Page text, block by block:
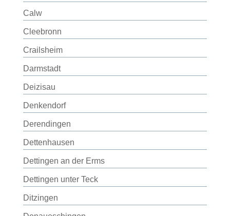
Calw
Cleebronn
Crailsheim
Darmstadt
Deizisau
Denkendorf
Derendingen
Dettenhausen
Dettingen an der Erms
Dettingen unter Teck
Ditzingen